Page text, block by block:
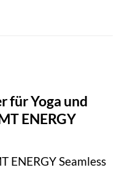
für Yoga und
ENERGY
ENERGY Seamless